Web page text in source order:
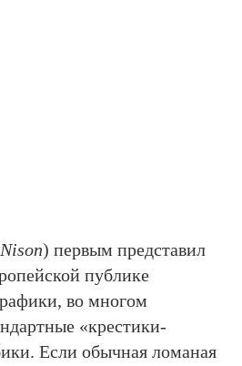
) первым представил
публике
во многом
«крестики-
Если обычная ломаная